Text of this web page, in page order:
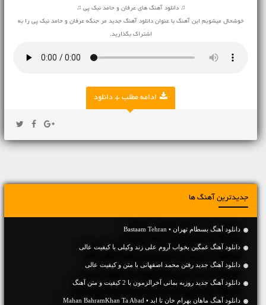
♫ دانلود آهنگ های عرفان و حامد نیک پی ♫
خوشحال میشویم این آهنگ با عنوان دانلود آهنگ جدید مر جنگه عرفان و حامد نیک پی را به
اشتراک بگذارید.
ادامه مطلب + دانلود
جدیدترین آهنگ ها
دانلود آهنگ بسطام تهران • Bastaam Tehran
دانلود آهنگ غمگین بخواب آروم علی زند وکیلی با کیفیت عالی
دانلود آهنگ جديد رفتن محمد اصفهانی با متن و کیفیت عالی
دانلود آهنگ جديد روزبه بمانی آخرالزمون با 2 کیفیت و متن آهنگ
دانلود آهنگ ماهان بهرام خان تا ابد • Mahan BahramKhan Ta Abad